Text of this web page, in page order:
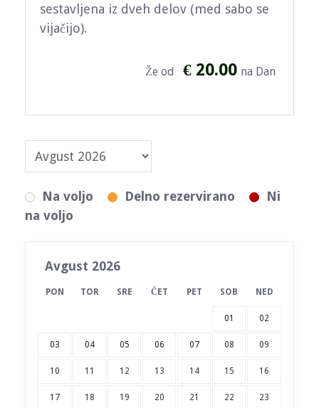
sestavljena iz dveh delov (med sabo se
vijačijo).
Že od € 20.00 na Dan
Na voljo Delno rezervirano
Ni
na voljo
Avgust 2026
PON TOR SRE ČET PET SOB NED
01 02
03 04 05 06 07 08 09
10 11 12 13 14 15 16
17 18 19 20 21 22 23